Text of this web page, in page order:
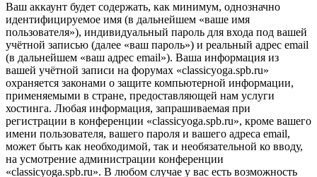
Ваш аккаунт будет содержать, как минимум, однозначно
идентифицируемое имя (в дальнейшем «ваше имя
пользователя»), индивидуальный пароль для входа под вашей
учётной записью (далее «ваш пароль») и реальный адрес email
(в дальнейшем «ваш адрес email»). Ваша информация из
вашей учётной записи на форумах «classicyoga.spb.ru»
охраняется законами о защите компьютерной информации,
применяемыми в стране, предоставляющей нам услуги
хостинга. Любая информация, запрашиваемая при
регистрации в конференции «classicyoga.spb.ru», кроме вашего
имени пользователя, вашего пароля и вашего адреса email,
может быть как необходимой, так и необязательной ко вводу,
на усмотрение администрации конференции
«classicyoga.spb.ru». В любом случае у вас есть возможность